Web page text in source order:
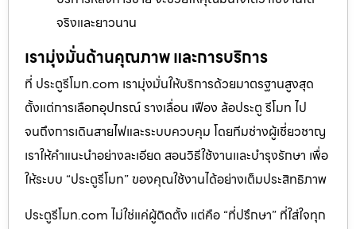
จริงและยาวนาน
เรามุ่งมั่นด้านคุณภาพ และการบริการ
ที่ ประตูรีโมท.com เรามุ่งมั่นให้บริการด้วยมาตรฐานสูงสุด
ตั้งแต่การเลือกอุปกรณ์ รางเลื่อน เฟือง ล้อประตู รีโมท ไป
จนถึงการเดินสายไฟและระบบควบคุม โดยทีมช่างผู้เชี่ยวชาญ
เราให้คำแนะนำอย่างละเอียด สอนวิธีใช้งานและบำรุงรักษา เพื่อ
ให้ระบบ “ประตูรีโมท” ของคุณใช้งานได้อย่างเต็มประสิทธิภาพ
ประตูรีโมท.com ไม่ใช่แค่ผู้ติดตั้ง แต่คือ “ที่ปรึกษา” ที่ใส่ใจทุก